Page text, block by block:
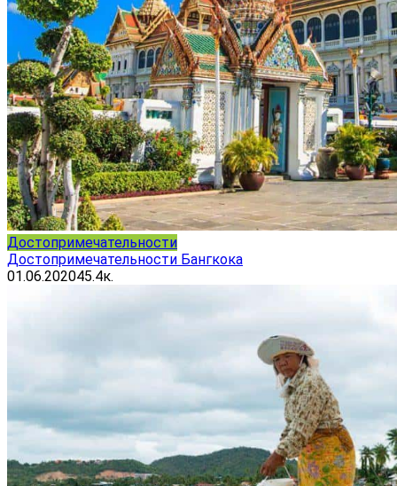
Достопримечательности
Достопримечательности Бангкока
01.06.202045.4к.